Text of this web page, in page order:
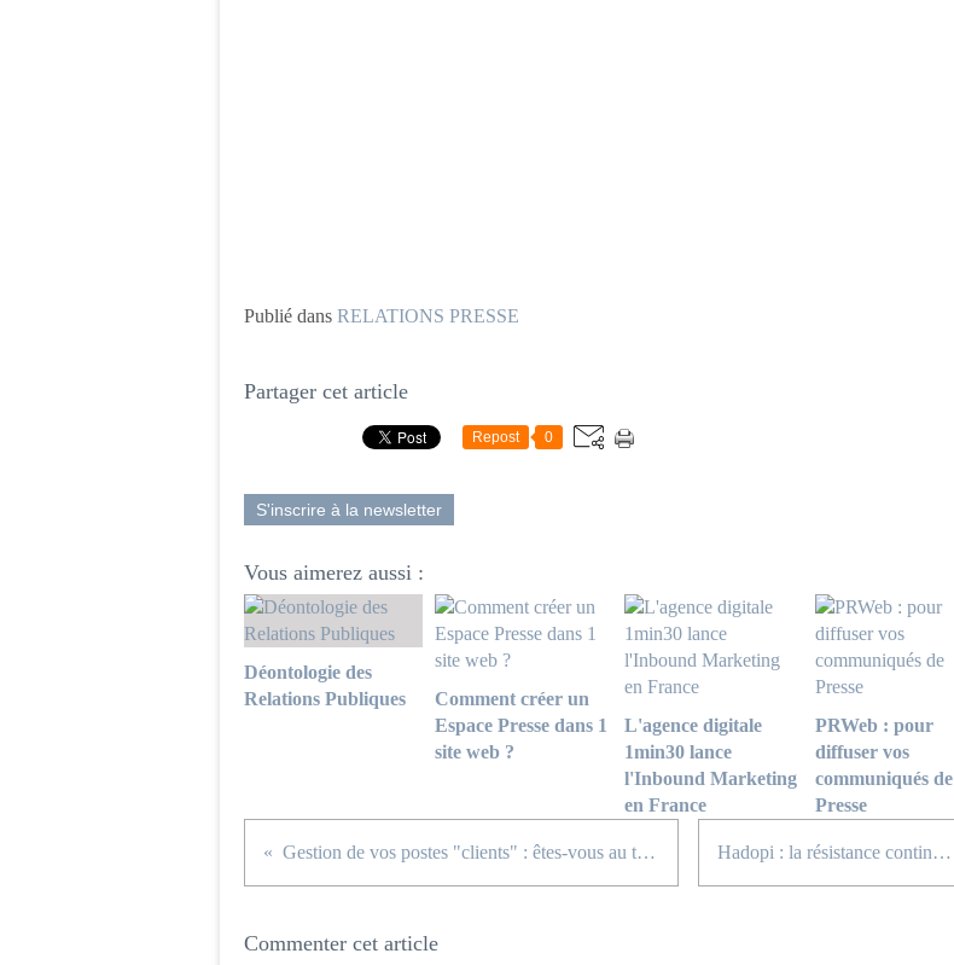
Publié dans RELATIONS PRESSE
Partager cet article
Repost 0
S'inscrire à la newsletter
Vous aimerez aussi :
Déontologie des
Relations Publiques
Comment créer un
Espace Presse dans 1
site web ?
L'agence digitale
1min30 lance
l'Inbound Marketing
en France
PRWeb : pour
diffuser vos
communiqués de
Presse
Gestion de vos postes "clients" : êtes-vous au top ? Hadopi : la résistance continue !
Commenter cet article